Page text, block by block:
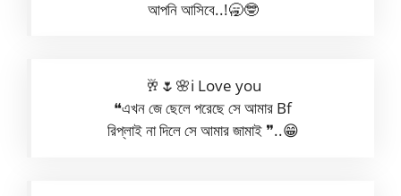
আপনি আসিবে..!🥱🤓
🥂🌷🌸i Love you
❝এখন জে ছেলে পরেছে সে আমার Bf
রিপ্লাই না দিলে সে আমার জামাই ❞..😁